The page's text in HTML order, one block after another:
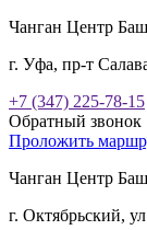
Чанган Центр
г. Уфа, пр-т
+7 (347) 225-78-15
Обратный звонок
Проложить
Чанган Центр
г. Октябрьский,